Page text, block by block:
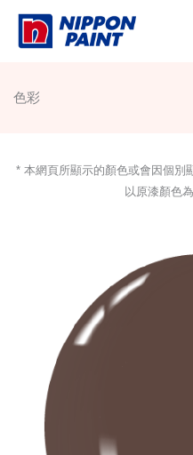
Skip
色彩
* 本網頁所顯示的顏色或會因個別
以原漆顏色